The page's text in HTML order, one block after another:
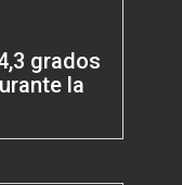
grados
la